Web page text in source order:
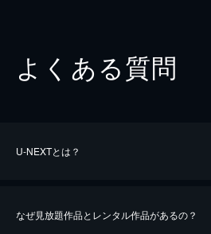
よくある質問
U-NEXTとは？
なぜ見放題作品とレンタル作品があるの？